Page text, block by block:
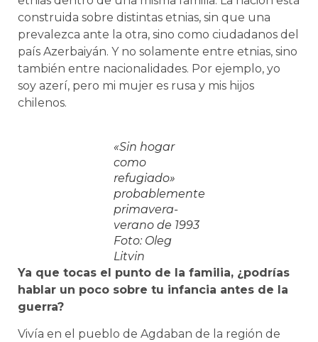
construida sobre distintas etnias, sin que una
prevalezca ante la otra, sino como ciudadanos del
país Azerbaiyán. Y no solamente entre etnias, sino
también entre nacionalidades. Por ejemplo, yo
soy azerí, pero mi mujer es rusa y mis hijos
chilenos.
«Sin hogar
como
refugiado»
probablemente
primavera-
verano de 1993
Foto: Oleg
Litvin
Ya que tocas el punto de la familia, ¿podrías
hablar un poco sobre tu infancia antes de la
guerra?
Vivía en el pueblo de Agdaban de la región de